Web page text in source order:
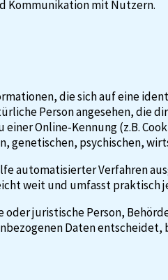
Kommunikation mit Nutzern.
die sich auf eine
Person angesehen, die
Online-Kennung (z.B.
genetischen, psychischen,
automatisierter Verfahren
weit und umfasst praktisch
juristische Person,
Daten entscheidet,